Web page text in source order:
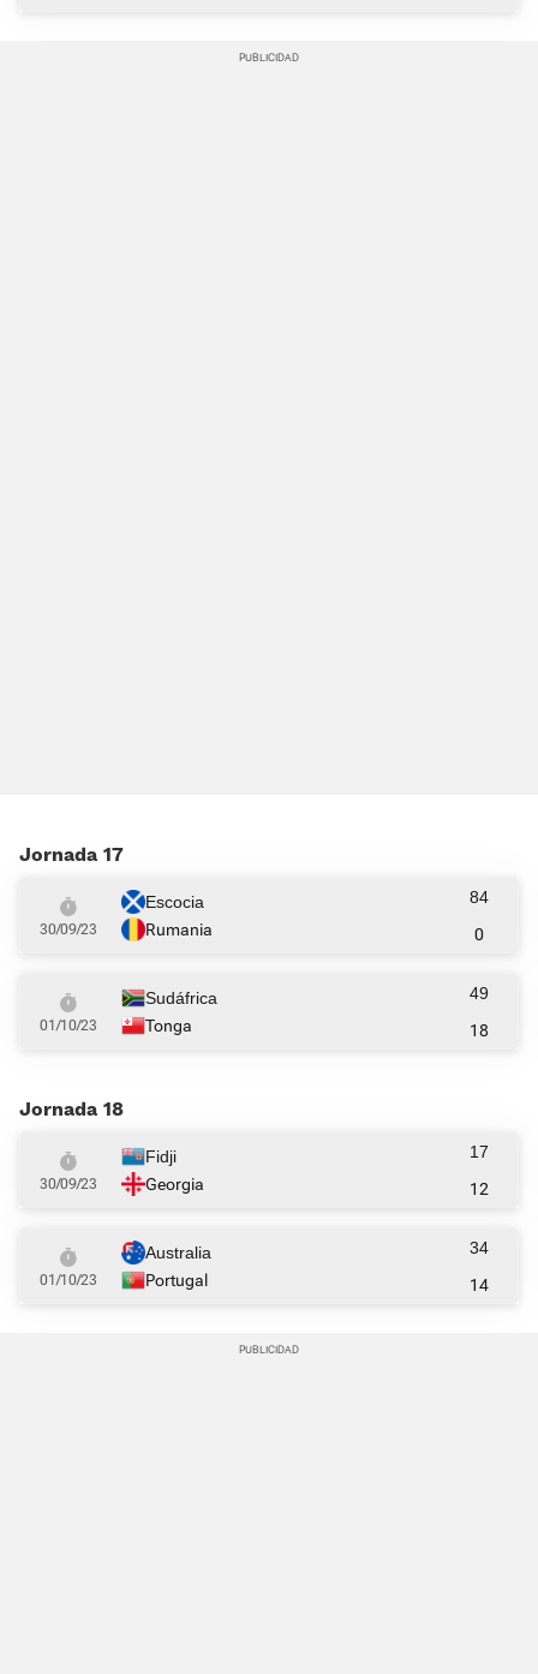
Jornada 17
30/09/23
Escocia
Rumania
84
0
01/10/23
Sudáfrica
Tonga
49
18
Jornada 18
30/09/23
Fidji
Georgia
17
12
01/10/23
Australia
Portugal
34
14